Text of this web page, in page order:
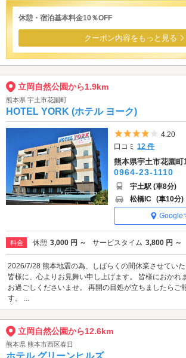
休憩・宿泊基本料金10％OFF
クーポン内容をもっと見る
立岡自然公園から1.9km
熊本県 宇土市花園町
HOTEL YORK (ホテル ヨーク)
5つ星
4.20
口コミ12 件
熊本県宇土市花園町
0964-23-1110
宇土駅 (車8分)
松橋IC (車10分)
Google
料金 休憩 3,000 円 ～ サービスタイム 3,800 円 ～
2026/7/28 熊本地震の為、しばらくの間休業させてい
皆様に、心よりお見舞い申し上げます。 皆様におかれ
お過ごしくださいませ。 再開の目処が立ちましたらご
す。 ...
立岡自然公園から12.6km
熊本県 熊本市西区春日